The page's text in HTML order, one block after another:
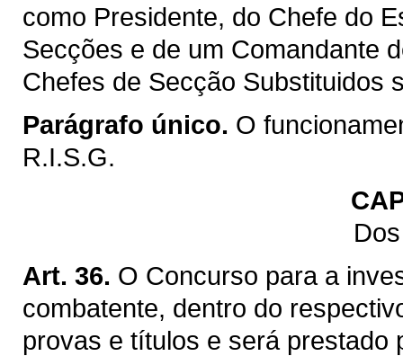
como Presidente, do Chefe do
Secções e de um Comandante
Chefes de Secção Substituidos
Parágrafo único. O
R.I.S.G.
Art. 36. O Concurso para a
combatente, dentro do
provas e títulos e será prestado